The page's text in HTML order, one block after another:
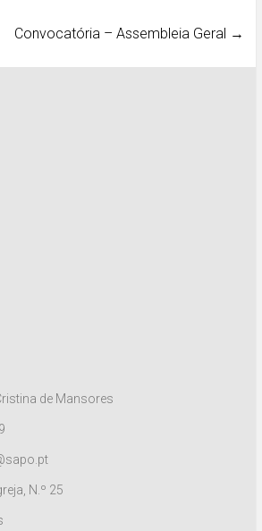
Convocatória – Assembleia Geral →
de Mansores
N.º 25